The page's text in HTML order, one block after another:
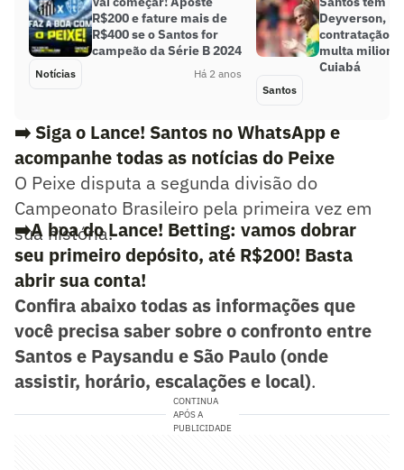
R$200 e fature mais de
R$400 se o Santos for
campeão da Série B 2024
Notícias Há 2 anos
Deyverson,
contratação
multa
Cuiabá
Santos
➡️ Siga o Lance! Santos no WhatsApp e
acompanhe todas as notícias do Peixe
O Peixe disputa a segunda divisão do
Campeonato Brasileiro pela primeira vez em
sua história.
➡️A boa do Lance! Betting: vamos dobrar
seu primeiro depósito, até R$200! Basta
abrir sua conta!
Confira abaixo todas as informações que
você precisa saber sobre o confronto entre
Santos e Paysandu e São Paulo (onde
assistir, horário, escalações e local).
CONTINUA
APÓS A
PUBLICIDADE